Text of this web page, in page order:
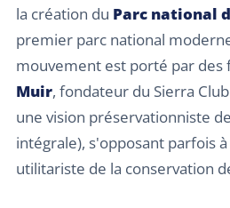
la création du Parc national
premier parc national
mouvement est porté par des
Muir, fondateur du Sierra
une vision préservationniste
intégrale), s'opposant parfois
utilitariste de la conservation